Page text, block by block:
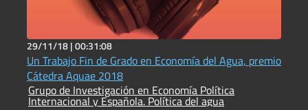
29/11/18 |00:31:08
Un Trabajo Fin de Grado en Economía del Agua, premio
Cátedra Aquae 2018
Grupo de Investigación en Economía Política
Internacional y Española. Política del agua